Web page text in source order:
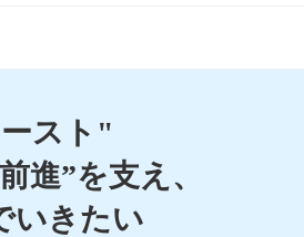
スト"
進”を支え、
いきたい